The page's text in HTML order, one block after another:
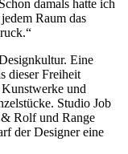
damals hatte ich
Raum das
Eine
dieser Freiheit
und
Studio Job
Rolf und Range
der Designer eine